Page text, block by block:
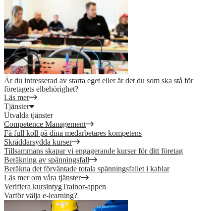
Är du intresserad av starta eget eller är det du som ska stå för
företagets elbehörighet?
Läs mer
Tjänster
Utvalda tjänster
Competence Management
Få full koll på dina medarbetares kompetens
Skräddarsydda kurser
Tillsammans skapar vi engagerande kurser för ditt företag
Beräkning av spänningsfall
Beräkna det förväntade totala spänningsfallet i kablar
Läs mer om våra tjänster
Verifiera kursintygTrainor-appen
Varför välja e-learning?